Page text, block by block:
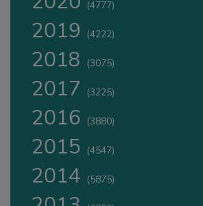
(4777)
2019 (4222)
2018 (3075)
2017 (3225)
2016 (3880)
2015 (4547)
2014 (5875)